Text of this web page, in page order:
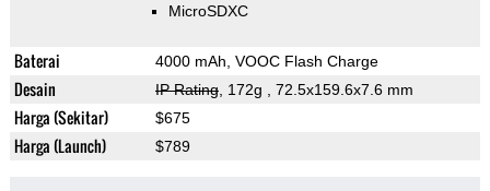
MicroSDXC
Baterai 4000 mAh, VOOC Flash Charge
Desain IP Rating, 172g , 72.5x159.6x7.6 mm
Harga (Sekitar) $675
Harga (Launch) $789